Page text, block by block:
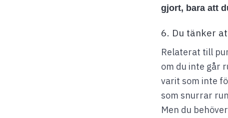
gjort, bara att
6. Du tänker
Relaterat till
om du inte går
varit som inte
som snurrar
Men du